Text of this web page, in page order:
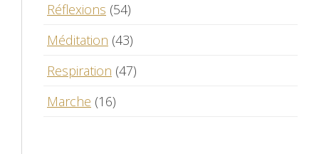
Réflexions (54)
Méditation (43)
Respiration (47)
Marche (16)